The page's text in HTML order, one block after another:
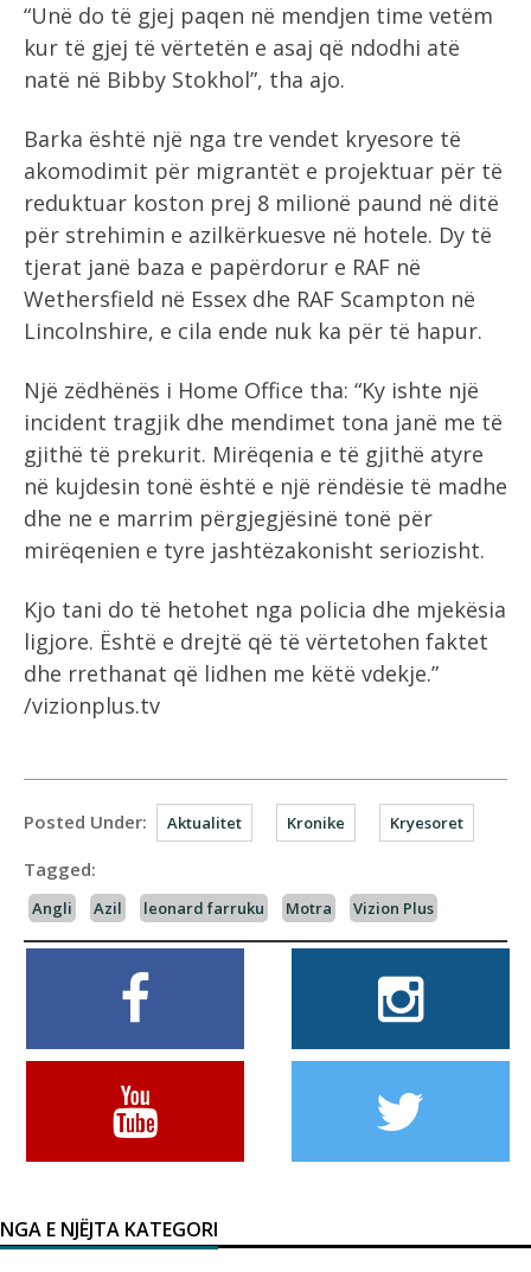
“Unë do të gjej paqen në mendjen time vetëm
kur të gjej të vërtetën e asaj që ndodhi atë
natë në Bibby Stokhol”, tha ajo.
Barka është një nga tre vendet kryesore të
akomodimit për migrantët e projektuar për të
reduktuar koston prej 8 milionë paund në ditë
për strehimin e azilkërkuesve në hotele. Dy të
tjerat janë baza e papërdorur e RAF në
Wethersfield në Essex dhe RAF Scampton në
Lincolnshire, e cila ende nuk ka për të hapur.
Një zëdhënës i Home Office tha: “Ky ishte një
incident tragjik dhe mendimet tona janë me të
gjithë të prekurit. Mirëqenia e të gjithë atyre
në kujdesin tonë është e një rëndësie të madhe
dhe ne e marrim përgjegjësinë tonë për
mirëqenien e tyre jashtëzakonisht seriozisht.
Kjo tani do të hetohet nga policia dhe mjekësia
ligjore. Është e drejtë që të vërtetohen faktet
dhe rrethanat që lidhen me këtë vdekje.”
/vizionplus.tv
Posted Under: Aktualitet Kronike Kryesoret
Tagged:
Angli Azil leonard farruku Motra Vizion Plus
NGA E NJËJTA KATEGORI